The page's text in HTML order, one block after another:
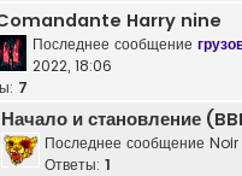
Harry nine
Последнее сообщение
2022, 18:06
7
Начало и становление
Последнее сообщение Noir
Ответы: 1